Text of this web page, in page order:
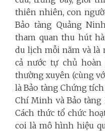
thiên nhiên, con
Bảo tàng Quảng
tham quan thu hút
du lịch mỗi năm và là
cả nước tự chủ
thường xuyên (cùng
là Bảo tàng Chứng
Chí Minh và Bảo tàng
Cách thức tổ chức
coi là mô hình hiệu